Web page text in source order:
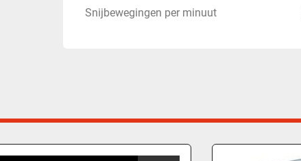
Snijbewegingen per minuut